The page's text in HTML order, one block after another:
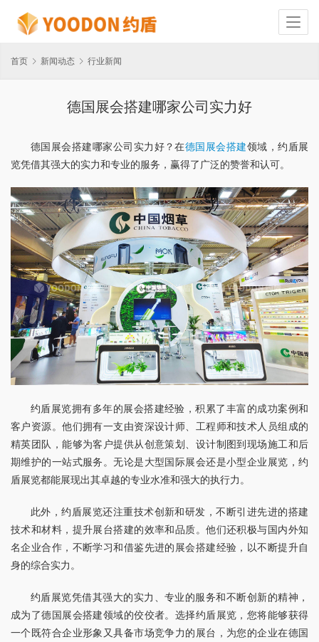
首页 新闻动态 行业新闻
德国展会搭建哪家公司实力好
德国展会搭建哪家公司实力好？在德国展会搭建领域，约盾展
览凭借其强大的实力和专业的服务，赢得了广泛的赞誉和认可。
约盾展览拥有多年的展会搭建经验，积累了丰富的成功案例和
客户资源。他们拥有一支由资深设计师、工程师和技术人员组成的
精英团队，能够为客户提供从创意策划、设计制图到现场施工和后
期维护的一站式服务。无论是大型国际展会还是小型企业展览，约
盾展览都能展现出其卓越的专业水准和强大的执行力。
此外，约盾展览还注重技术创新和研发，不断引进先进的搭建
技术和材料，提升展台搭建的效率和品质。他们还积极与国内外知
名企业合作，不断学习和借鉴先进的展会搭建经验，以不断提升自
身的综合实力。
约盾展览凭借其强大的实力、专业的服务和不断创新的精神，
成为了德国展会搭建领域的佼佼者。选择约盾展览，您将能够获得
一个既符合企业形象又具备市场竞争力的展台，为您的企业在德国